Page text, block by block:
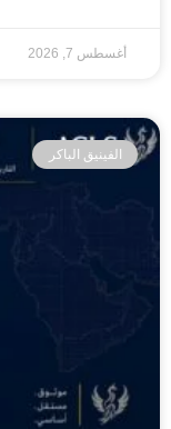
أغسطس 7, 2026
الفينيق الباكر